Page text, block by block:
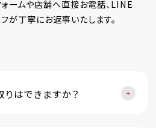
ームや店舗へ直接お電話、LINE
が丁寧にお返事いたします。
はできますか？